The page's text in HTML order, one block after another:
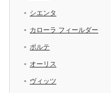
シエンタ
カローラ フィールダー
ポルテ
オーリス
ヴィッツ